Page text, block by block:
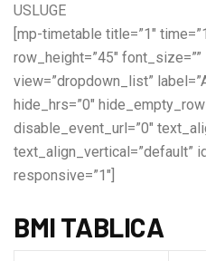
USLUGE
[mp-timetable title=”1″
row_height=”45″ font_size=””
view=”dropdown_list”
hide_hrs=”0″
disable_event_url=”0″
text_align_vertical=”default”
responsive=”1″]
BMI TABLICA